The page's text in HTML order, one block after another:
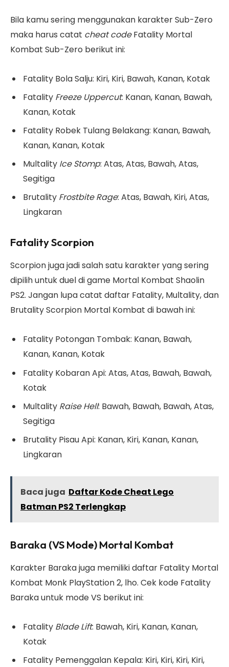
Bila kamu sering menggunakan karakter Sub-Zero
maka harus catat cheat codeFatality Mortal
Kombat Sub-Zero berikut ini:
Fatality Bola Salju: Kiri, Kiri, Bawah, Kanan, Kotak
Fatality Freeze Uppercut: Kanan, Kanan, Bawah,
Kanan, Kotak
Fatality Robek Tulang Belakang: Kanan, Bawah,
Kanan, Kanan, Kotak
Multality Ice Stomp: Atas, Atas, Bawah, Atas,
Segitiga
Brutality Frostbite Rage: Atas, Bawah, Kiri, Atas,
Lingkaran
Fatality Scorpion
Scorpion juga jadi salah satu karakter yang sering
dipilih untuk duel di game Mortal Kombat Shaolin
PS2. Jangan lupa catat daftar Fatality, Multality, dan
Brutality Scorpion Mortal Kombat di bawah ini:
Fatality Potongan Tombak: Kanan, Bawah,
Kanan, Kanan, Kotak
Fatality Kobaran Api: Atas, Atas, Bawah, Bawah,
Kotak
Multality Raise Hell: Bawah, Bawah, Bawah, Atas,
Segitiga
Brutality Pisau Api: Kanan, Kiri, Kanan, Kanan,
Lingkaran
Baca juga Daftar Kode Cheat Lego
Batman PS2 Terlengkap
Baraka (VS Mode) Mortal Kombat
Karakter Baraka juga memiliki daftar Fatality Mortal
Kombat Monk PlayStation 2, lho. Cek kode Fatality
Baraka untuk mode VS berikut ini:
Fatality Blade Lift: Bawah, Kiri, Kanan, Kanan,
Kotak
Fatality Pemenggalan Kepala: Kiri, Kiri, Kiri, Kiri,